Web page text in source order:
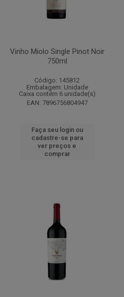
Vinho Miolo Single Pinot Noir
750ml
Código: 145812
Embalagem: Unidade
Caixa contém 6 unidade(s)
EAN: 7896756804947
Faça seu login ou
cadastre-se para
ver preços e
comprar